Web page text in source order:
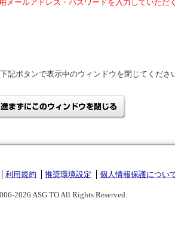
メールアドレス・パスワードを入力していただ
記ボタンで表示中のウィンドウを閉じてくださ
利用規約 推奨環境設定 個人情報保護につい
2026 ASG.TO All Rights Reserved.